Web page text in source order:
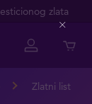
zlata
Zlatni list
Close